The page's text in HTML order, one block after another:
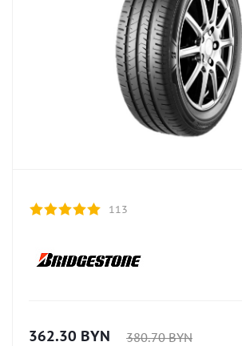
113
362.30 BYN 380.70BYN